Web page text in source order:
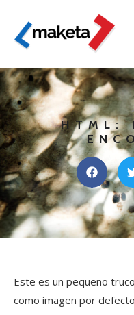
HTML:
Este es un pequeño
como imagen por